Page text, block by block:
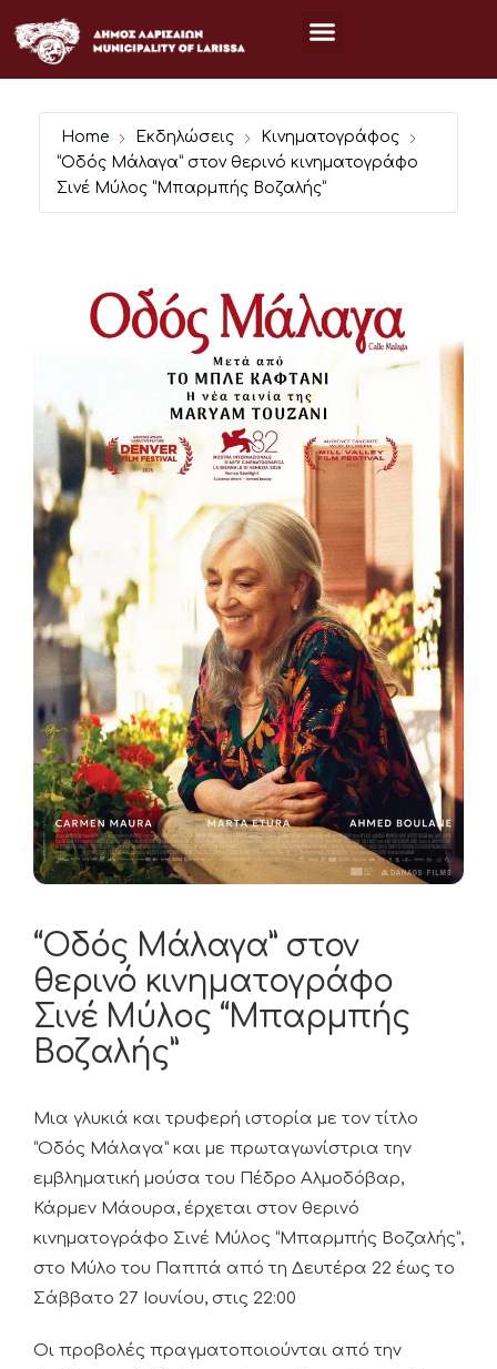
στο
περιεχόμενο
Home Εκδηλώσεις
Κινηματογράφος
“Οδός Μάλαγα” στον θερινό κινηματογράφο
Σινέ Μύλος “Μπαρμπής Βοζαλής”
“Οδός Μάλαγα” στον
θερινό κινηματογράφο
Σινέ Μύλος “Μπαρμπής
Βοζαλής”
Μια γλυκιά και τρυφερή ιστορία με τον τίτλο
“Οδός Μάλαγα” και με πρωταγωνίστρια την
εμβληματική μούσα του Πέδρο Αλμοδόβαρ,
Κάρμεν Μάουρα, έρχεται στον θερινό
κινηματογράφο Σινέ Μύλος “Μπαρμπής Βοζαλής”,
στο Μύλο του Παππά από τη Δευτέρα 22 έως το
Σάββατο 27 Ιουνίου, στις 22:00
Οι προβολές πραγματοποιούνται από την